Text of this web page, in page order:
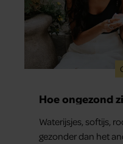
Hoe ongezond
Waterijsjes, softijs,
gezonder dan het